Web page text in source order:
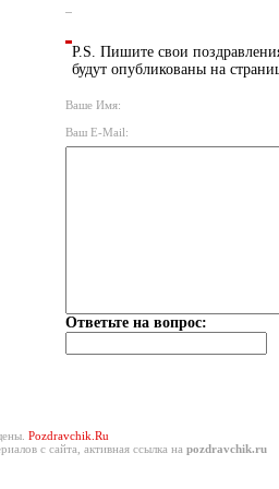
P.S. Пишите свои
будут опубликованы на
Ваше Имя:
Ваш E-Mail:
Ответьте на вопрос:
Pozdravchik.Ru
с сайта, активная ссылка на pozdravchik.ru